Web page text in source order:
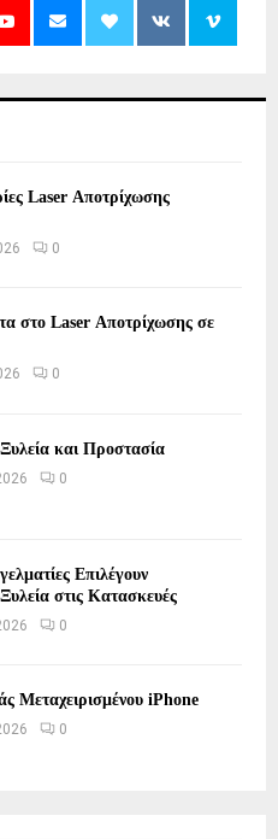
Laser Αποτρίχωσης
0
στο Laser Αποτρίχωσης σε
0
και Προστασία
0
Επιλέγουν
στις Κατασκευές
0
Μεταχειρισμένου iPhone
0